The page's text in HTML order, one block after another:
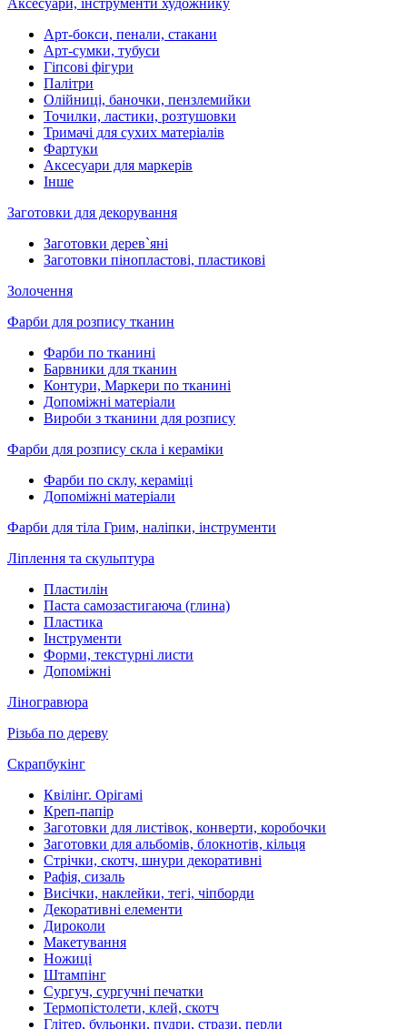
Аксесуари, інструменти художнику
Арт-бокси, пенали, стакани
Арт-сумки, тубуси
Гіпсові фігури
Палітри
Олійниці, баночки, пензлемийки
Точилки, ластики, розтушовки
Тримачі для сухих матеріалів
Фартуки
Аксесуари для маркерів
Інше
Заготовки для декорування
Заготовки дерев`яні
Заготовки пінопластові, пластикові
Золочення
Фарби для розпису тканин
Фарби по тканині
Барвники для тканин
Контури, Маркери по тканині
Допоміжні матеріали
Вироби з тканини для розпису
Фарби для розпису скла і кераміки
Фарби по склу, кераміці
Допоміжні матеріали
Фарби для тіла Грим, наліпки, інструменти
Ліплення та скульптура
Пластилін
Паста самозастигаюча (глина)
Пластика
Інструменти
Форми, текстурні листи
Допоміжні
Ліногравюра
Різьба по дереву
Скрапбукінг
Квілінг. Орігамі
Креп-папір
Заготовки для листівок, конверти, коробочки
Заготовки для альбомів, блокнотів, кільця
Стрічки, скотч, шнури декоративні
Рафія, сизаль
Висічки, наклейки, тегі, чіпборди
Декоративні елементи
Дироколи
Макетування
Ножиці
Штампінг
Сургуч, сургучні печатки
Термопістолети, клей, скотч
Глітер, бульонки, пудри, стрази, перли